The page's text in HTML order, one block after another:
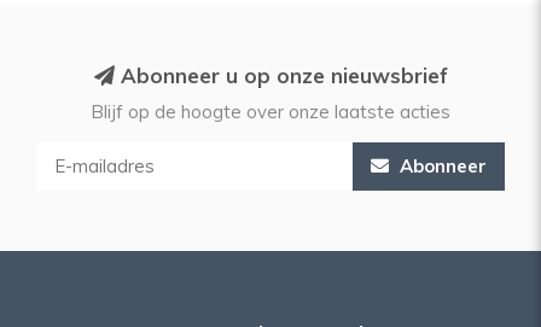
Abonneer u op onze nieuwsbrief
Blijf op de hoogte over onze laatste acties
Abonneer